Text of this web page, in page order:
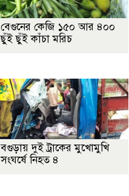
বেগুনের কেজি ১৫০ আর ৪০০
ছুঁই ছুঁই কাঁচা মরিচ
বগুড়ায় দুই ট্রাকের মুখোমুখি
সংঘর্ষে নিহত ৪